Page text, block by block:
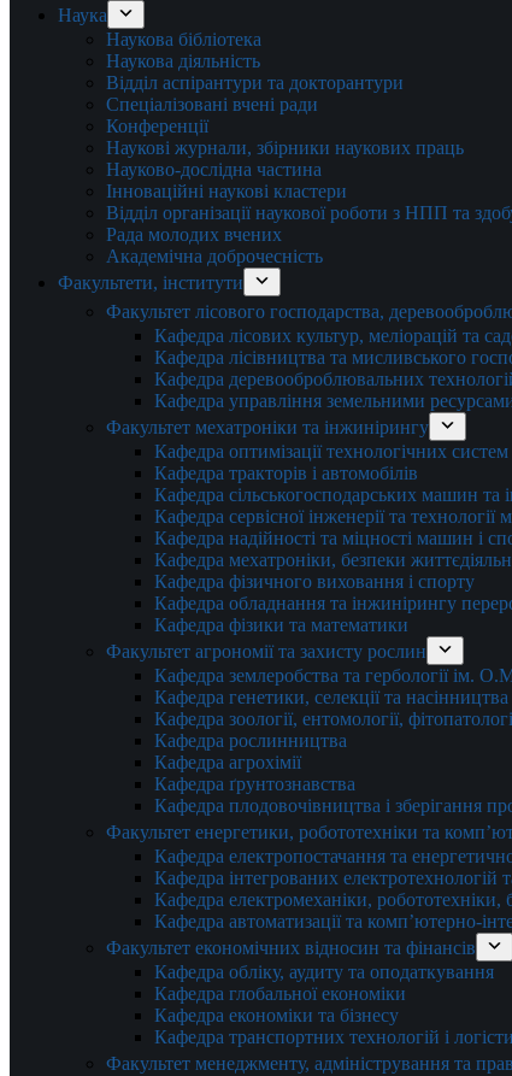
Наука
Наукова бібліотека
Наукова діяльність
Відділ аспірантури та докторантури
Спеціалізовані вчені ради
Конференції
Наукові журнали, збірники наукових праць
Науково-дослідна частина
Інноваційні наукові кластери
Відділ організації наукової роботи з НПП та
Рада молодих вчених
Академічна доброчесність
Факультети, інститути
Факультет лісового господарства,
Кафедра лісових культур, меліорацій та
Кафедра лісівництва та мисливського
Кафедра деревооброблювальних
Кафедра управління земельними
Факультет мехатроніки та інжинірингу
Кафедра оптимізації технологічних систем
Кафедра тракторів і автомобілів
Кафедра сільськогосподарських машин та
Кафедра cервісної інженерії та
Кафедра надійності та міцності машин і
Кафедра мехатроніки, безпеки
Кафедра фізичного виховання і спорту
Кафедра обладнання та інжинірингу
Кафедра фізики та математики
Факультет агрономії та захисту рослин
Кафедра землеробства та гербології ім.
Кафедра генетики, селекції та насінництва
Кафедра зоології, ентомології,
Кафедра рослинництва
Кафедра агрохімії
Кафедра ґрунтознавства
Кафедра плодовочівництва і зберігання
Факультет енергетики, робототехніки та
Кафедра електропостачання та
Кафедра інтегрованих
Кафедра електромеханіки, робототехніки,
Кафедра автоматизації та комп’ютерно-
Факультет економічних відносин та фінансів
Кафедра обліку, аудиту та оподаткування
Кафедра глобальної економіки
Кафедра економіки та бізнесу
Кафедра транспортних технологій і
Факультет менеджменту, адміністрування та